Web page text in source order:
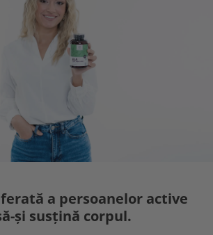
a persoanelor active
și susțină corpul.